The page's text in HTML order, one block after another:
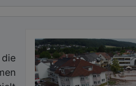
München als Biotop der
Dutzende